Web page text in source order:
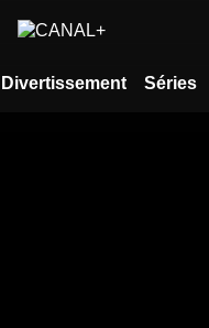
Divertissement Séries